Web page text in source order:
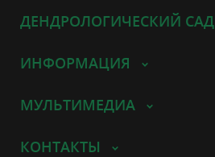
ДЕНДРОЛОГИЧЕСКИЙ САД
ИНФОРМАЦИЯ
МУЛЬТИМЕДИА
КОНТАКТЫ